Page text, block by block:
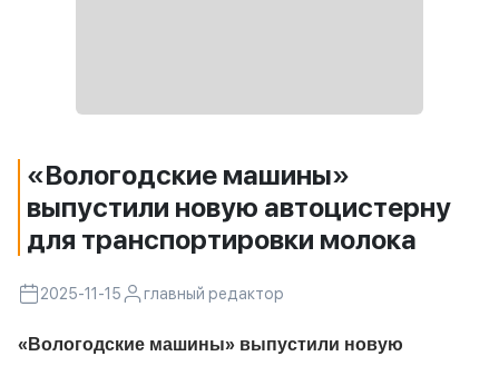
«Вологодские машины»
выпустили новую автоцистерну
для транспортировки молока
2025-11-15 главный редактор
«Вологодские машины» выпустили новую